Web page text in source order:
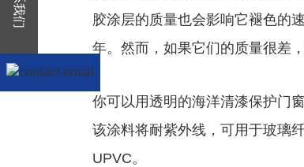
胶涂层的质量也会影响它褪色的
年。然而，如果它们的质量很差
你可以用透明的海洋清漆保护门
该涂料将耐紫外线，可用于玻璃
UPVC。